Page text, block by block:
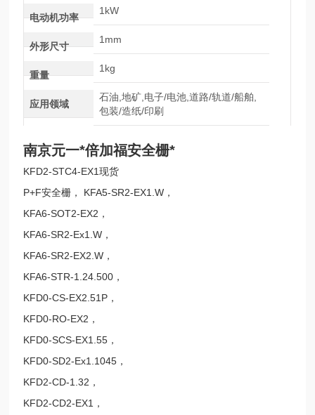
电动机功率
1kW
外形尺寸
1mm
重量
1kg
应用领域
石油,地矿,电子/电池,道路/轨道/船舶,
包装/造纸/印刷
南京元一*倍加福安全栅*
KFD2-STC4-EX1现货
P+F安全栅， KFA5-SR2-EX1.W，
KFA6-SOT2-EX2，
KFA6-SR2-Ex1.W，
KFA6-SR2-EX2.W，
KFA6-STR-1.24.500，
KFD0-CS-EX2.51P，
KFD0-RO-EX2，
KFD0-SCS-EX1.55，
KFD0-SD2-Ex1.1045，
KFD2-CD-1.32，
KFD2-CD2-EX1，